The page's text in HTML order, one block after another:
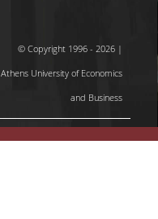
© Copyright 1996 - 2026 |
Athens University of Economics
and Business